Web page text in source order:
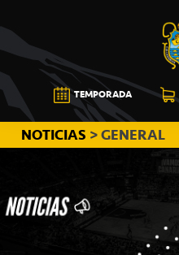
a
la
navegación
principal
al
contenido
principal
a
la
barra
lateral
principal
CB
CANARIAS
TEMPORADA
NOTICIAS > GENERAL